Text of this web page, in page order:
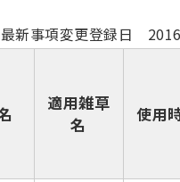
最新事項変更登録日
適用雑草
名
使用